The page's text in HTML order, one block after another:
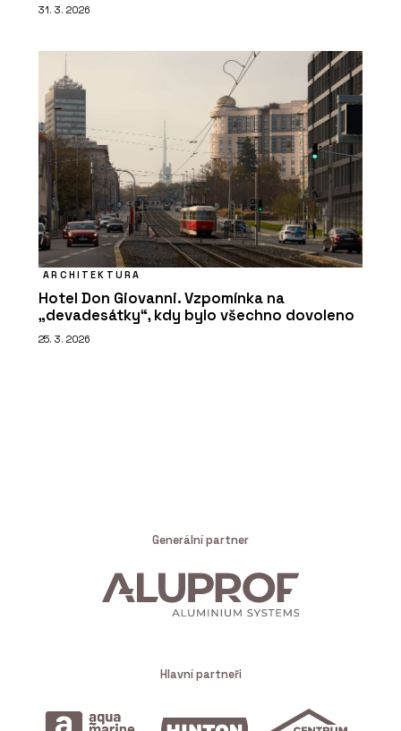
31. 3. 2026
ARCHITEKTURA
Hotel Don Giovanni. Vzpomínka na
„devadesátky“, kdy bylo všechno dovoleno
25. 3. 2026
Generální partner
Hlavní partneři